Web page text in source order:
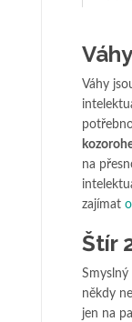
Váhy
na
zajímat
Štír
Smyslný
někdy
jen na